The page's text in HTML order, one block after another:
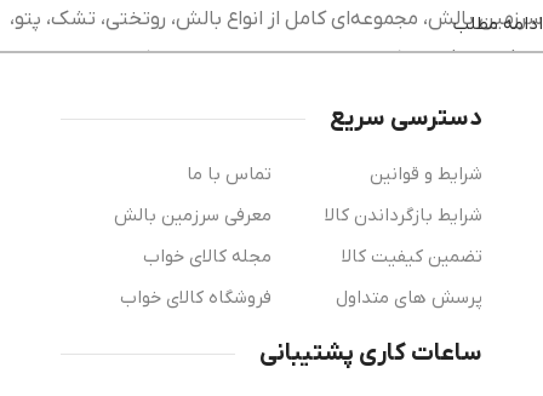
سرزمین بالش، مجموعه‌ای کامل از انواع بالش، روتختی، تشک، پتو،
لحاف، محافظ تشک و سایر محصولات خواب را با کیفیت بالا و
مدل‌های کالای خواب از برندهای معتبر، امکان خرید آنلاین آسان و
مطمئن را برای مشتریان فراهم کرده‌ایم. تمامی محصولات با
مشخصات کامل، تصاویر واقعی و توضیحات دقیق عرضه می‌شوند تا
بتوانید بهترین انتخاب را متناسب با نیاز و بودجه خود داشته
ادامه مطلب
دسترسی سریع
شرایط و قوانین
شرایط بازگرداندن کالا
تضمین کیفیت کالا
پرسش های متداول
تماس با ما
معرفی سرزمین بالش
مجله کالای خواب
فروشگاه کالای خواب
ساعات کاری پشتیبانی